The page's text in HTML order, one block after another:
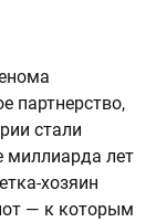
партнерство,
стали
миллиарда лет
хозяин
— к которым